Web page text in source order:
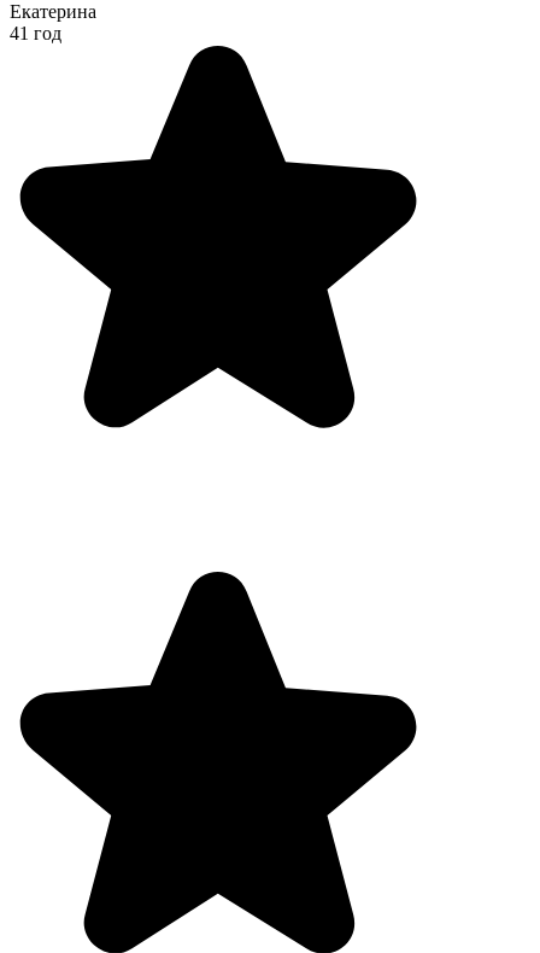
Екатерина
41 год